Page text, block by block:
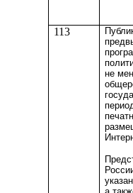
113
не